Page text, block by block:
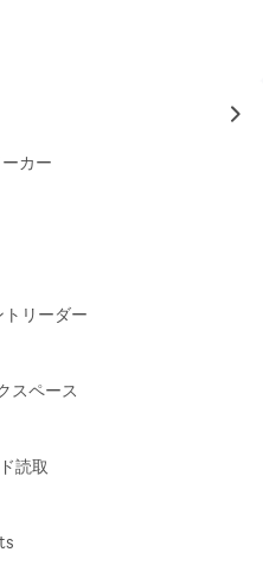
化デバイスのシステム
、音楽プレーヤー、動画
数ファイルを一括で名前
のファイルにアクセス
富なカスタマイズ
応 — マウス、キーボー
to
カー
リーダー
スペース
読取